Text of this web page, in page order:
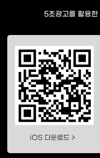
5초광고를 활용